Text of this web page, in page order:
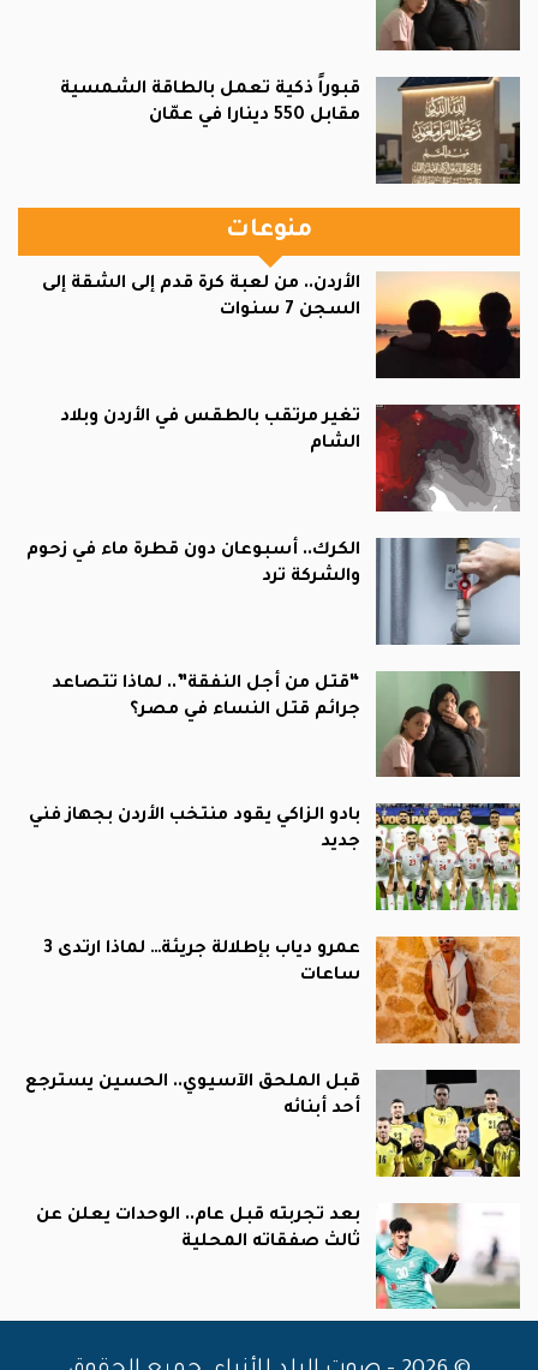
قبوراً ذكية تعمل بالطاقة الشمسية
مقابل 550 دينارا في عمّان
منوعات
الأردن.. من لعبة كرة قدم إلى الشقة إلى
السجن 7 سنوات
تغير مرتقب بالطقس في الأردن وبلاد
الشام
الكرك.. أسبوعان دون قطرة ماء في زحوم
والشركة ترد
“قتل من أجل النفقة”.. لماذا تتصاعد
جرائم قتل النساء في مصر؟
بادو الزاكي يقود منتخب الأردن بجهاز فني
جديد
عمرو دياب بإطلالة جريئة… لماذا ارتدى 3
ساعات
قبل الملحق الآسيوي.. الحسين يسترجع
أحد أبنائه
بعد تجربته قبل عام.. الوحدات يعلن عن
ثالث صفقاته المحلية